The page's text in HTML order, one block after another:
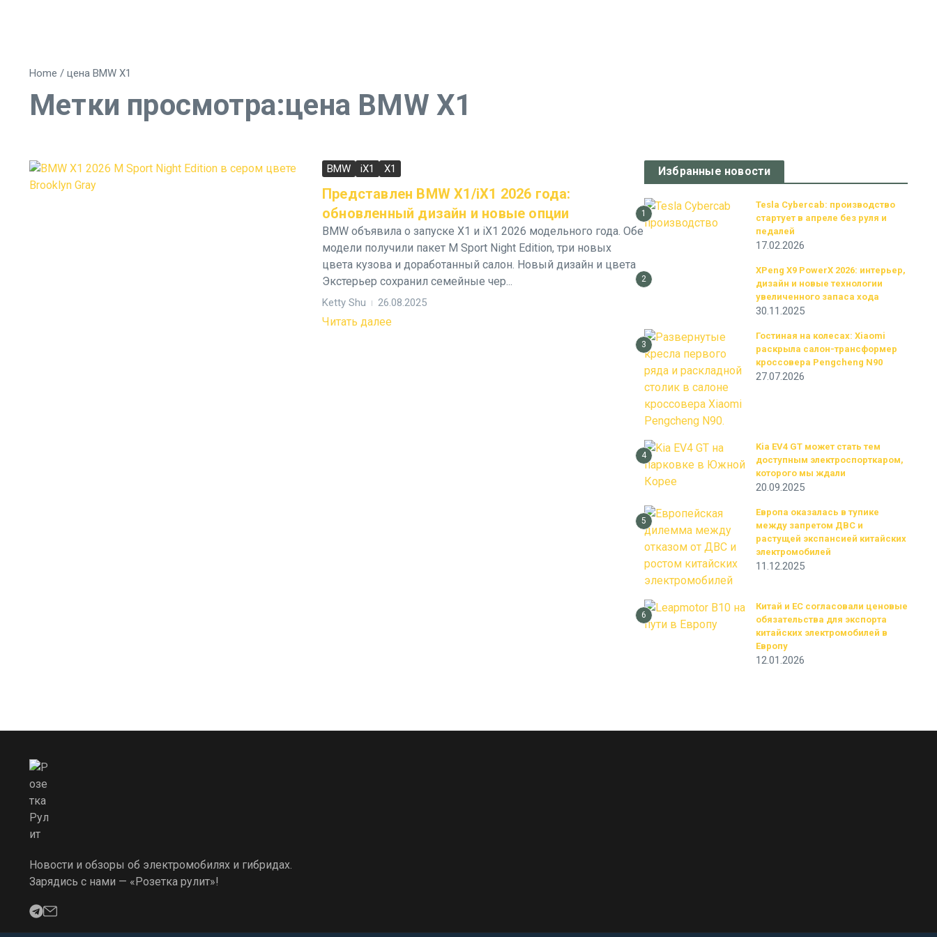
Home / цена BMW X1
Метки просмотра:цена BMW X1
BMW iX1 X1
Представлен BMW X1/iX1 2026 года:
обновленный дизайн и новые опции
BMW объявила о запуске X1 и iX1 2026 модельного года. Обе
модели получили пакет M Sport Night Edition, три новых
цвета кузова и доработанный салон. Новый дизайн и цвета
Экстерьер сохранил семейные чер...
Ketty Shu 26.08.2025
Читать далее
Избранные новости
1
Tesla Cybercab: производство
стартует в апреле без руля и
педалей
17.02.2026
2
XPeng X9 PowerX 2026: интерьер,
дизайн и новые технологии
увеличенного запаса хода
30.11.2025
3
Гостиная на колесах: Xiaomi
раскрыла салон-трансформер
кроссовера Pengcheng N90
27.07.2026
4
Kia EV4 GT может стать тем
доступным электроспорткаром,
которого мы ждали
20.09.2025
5
Европа оказалась в тупике
между запретом ДВС и
растущей экспансией китайских
электромобилей
11.12.2025
6
Китай и ЕС согласовали ценовые
обязательства для экспорта
китайских электромобилей в
Европу
12.01.2026
Новости и обзоры об электромобилях и гибридах.
Зарядись с нами — «Розетка рулит»!